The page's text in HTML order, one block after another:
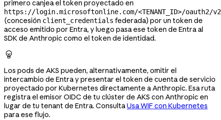
primero canjea el token proyectado en
https://login.microsoftonline.com/<TENANT_ID>/oauth2/
(concesión client_credentials federada) por un token de
acceso emitido por Entra, y luego pasa ese token de Entra al
SDK de Anthropic como el token de identidad.

Los pods de AKS pueden, alternativamente, omitir el
intercambio de Entra y presentar el token de cuenta de servicio
proyectado por Kubernetes directamente a Anthropic. Esa ruta
registra el emisor OIDC de tu clúster de AKS con Anthropic en
lugar de tu tenant de Entra. ConsultaUsa WIF con Kubernetes
para ese flujo.